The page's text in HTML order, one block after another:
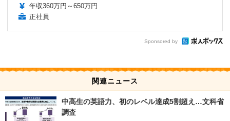
年収360万円～650万円
正社員
Sponsored by
関連ニュース
中高生の英語力、初のレベル達成5割超え…文科省
調査